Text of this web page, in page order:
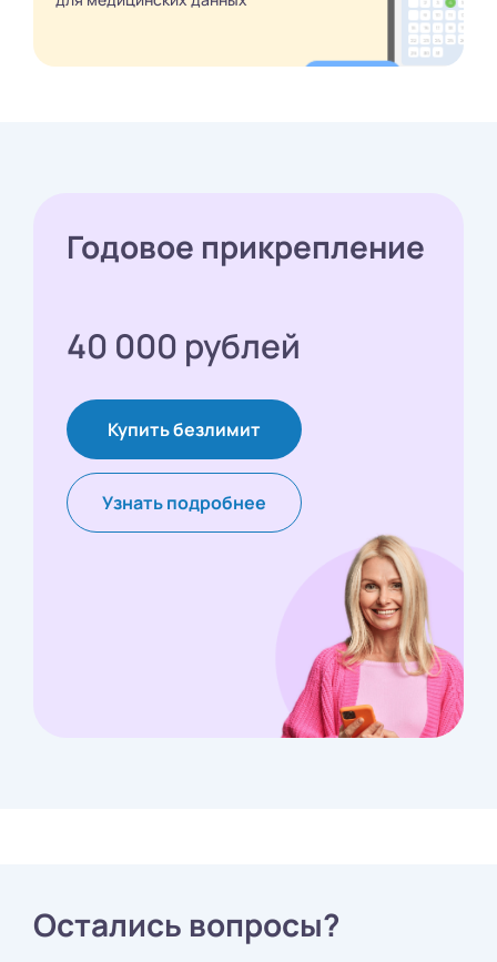
Годовое прикрепление
40 000 рублей
Купить безлимит
Узнать подробнее
Остались вопросы?